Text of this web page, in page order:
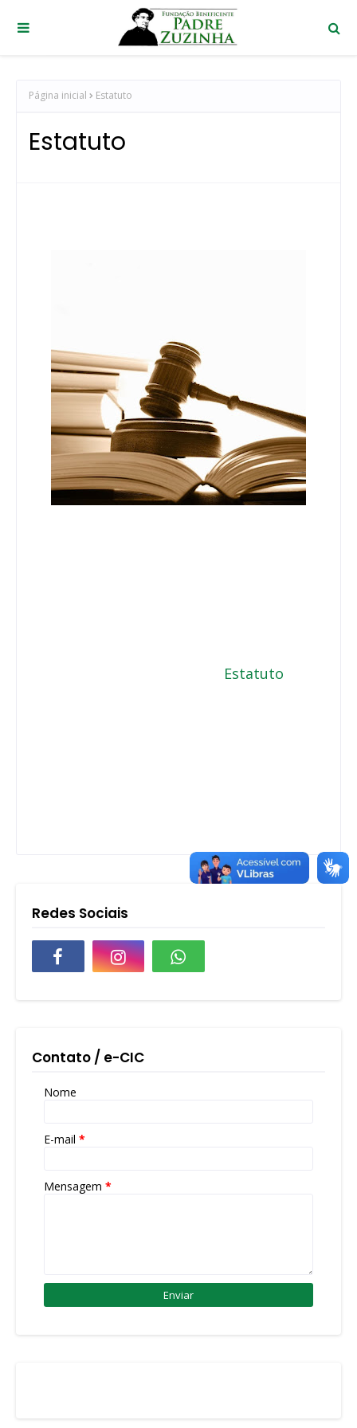
Página inicial Estatuto
Estatuto
Estatuto
Redes Sociais
Contato / e-CIC
Nome
E-mail *
Mensagem *